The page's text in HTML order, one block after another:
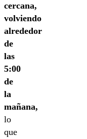
cercana,
volviendo
alrededor
de
las
5:00
de
la
mañana,
lo
que